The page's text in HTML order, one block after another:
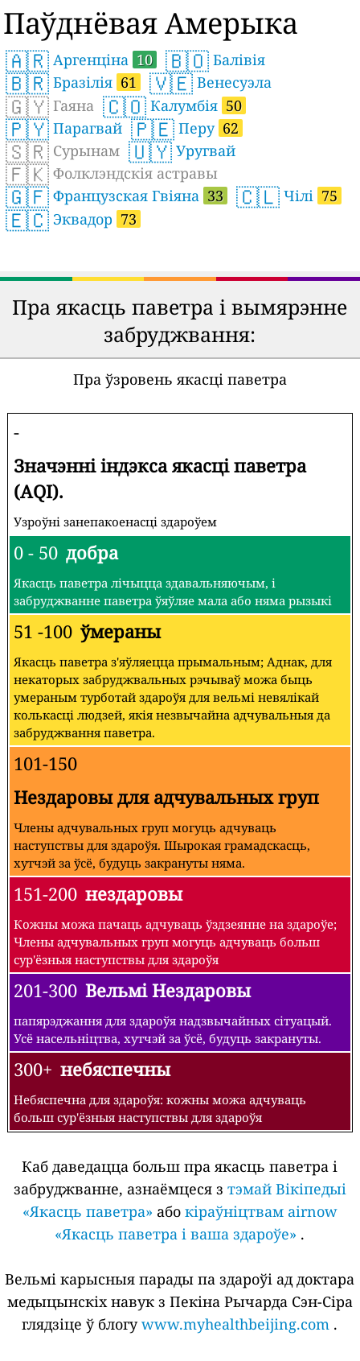
Паўднёвая Амерыка
🇦🇷 Аргенціна 10 🇧🇴 Балівія
🇧🇷 Бразілія 61 🇻🇪 Венесуэла
🇬🇾 Гаяна 🇨🇴 Калумбія 50
🇵🇾 Парагвай 🇵🇪 Перу 62
🇸🇷 Сурынам 🇺🇾 Уругвай
🇫🇰 Фолклэндскія астравы
🇬🇫 Французская Гвіяна 33 🇨🇱 Чілі 75
🇪🇨 Эквадор 73
Пра якасць паветра і вымярэнне
забруджвання:
Пра ўзровень якасці паветра
-
Значэнні індэкса якасці паветра
(AQI).
Узроўні занепакоенасці здароўем
0 - 50 добра
Якасць паветра лічыцца здавальняючым, і
забруджванне паветра ўяўляе мала або няма рызыкі
51 -100 ўмераны
Якасць паветра з'яўляецца прымальным; Аднак, для
некаторых забруджвальных рэчываў можа быць
умераным турботай здароўя для вельмі невялікай
колькасці людзей, якія незвычайна адчувальныя да
забруджвання паветра.
101-150
Нездаровы для адчувальных груп
Члены адчувальных груп могуць адчуваць
наступствы для здароўя. Шырокая грамадскасць,
хутчэй за ўсё, будуць закрануты няма.
151-200 нездаровы
Кожны можа пачаць адчуваць ўздзеянне на здароўе;
Члены адчувальных груп могуць адчуваць больш
сур'ёзныя наступствы для здароўя
201-300 Вельмі Нездаровы
папярэджання для здароўя надзвычайных сітуацый.
Усё насельніцтва, хутчэй за ўсё, будуць закрануты.
300+ небяспечны
Небяспечна для здароўя: кожны можа адчуваць
больш сур'ёзныя наступствы для здароўя
Каб даведацца больш пра якасць паветра і
забруджванне, азнаёмцеся з тэмай Вікіпедыі
«Якасць паветра» або кіраўніцтвам airnow
«Якасць паветра і ваша здароўе» .
Вельмі карысныя парады па здароўі ад доктара
медыцынскіх навук з Пекіна Рычарда Сэн-Сіра
глядзіце ў блогуwww.myhealthbeijing.com .